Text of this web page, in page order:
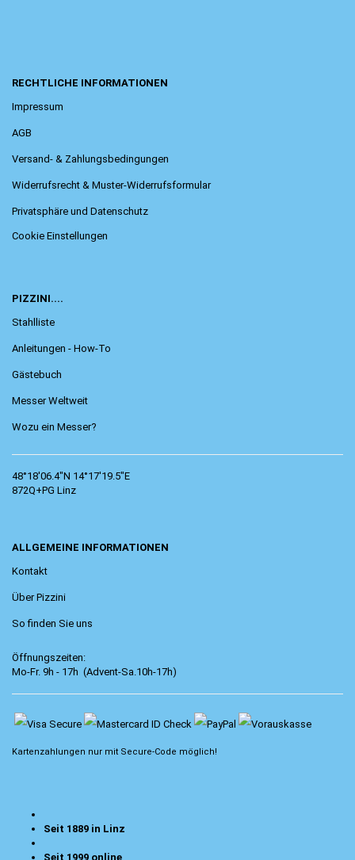
RECHTLICHE INFORMATIONEN
Impressum
AGB
Versand- & Zahlungsbedingungen
Widerrufsrecht & Muster-Widerrufsformular
Privatsphäre und Datenschutz
Cookie Einstellungen
PIZZINI....
Stahlliste
Anleitungen - How-To
Gästebuch
Messer Weltweit
Wozu ein Messer?
48°18'06.4"N 14°17'19.5"E
872Q+PG Linz
ALLGEMEINE INFORMATIONEN
Kontakt
Über Pizzini
So finden Sie uns
Öffnungszeiten:
Mo-Fr. 9h - 17h (Advent-Sa.10h-17h)
Kartenzahlungen nur mit Secure-Code möglich!
Seit 1889 in Linz
Seit 1999 online